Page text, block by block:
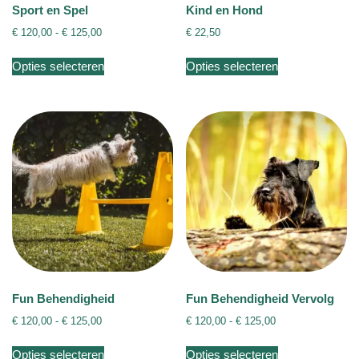
Sport en Spel
€ 120,00 - € 125,00Prijsklasse:
tot
€ 125,00
Opties selecterenproduct
variaties.
Deze
optie
kan
gekozen
worden
op
de
productpagina
Kind en Hond
€ 22,50
Opties selecterenproduct
variaties.
Deze
optie
kan
gekozen
worden
op
de
productpagina
Fun Behendigheid
€ 120,00 - € 125,00Prijsklasse:
tot
Opties selecteren
Fun Behendigheid Vervolg
€ 120,00 - € 125,00Prijsklasse:
tot
Opties selecteren